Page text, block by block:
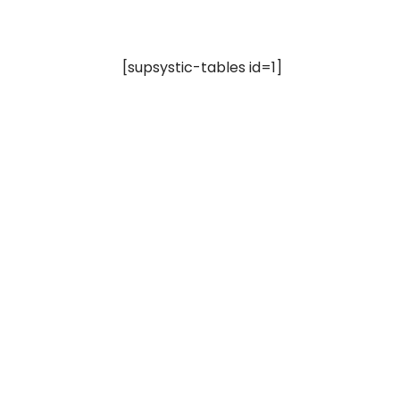
[supsystic-tables id=1]